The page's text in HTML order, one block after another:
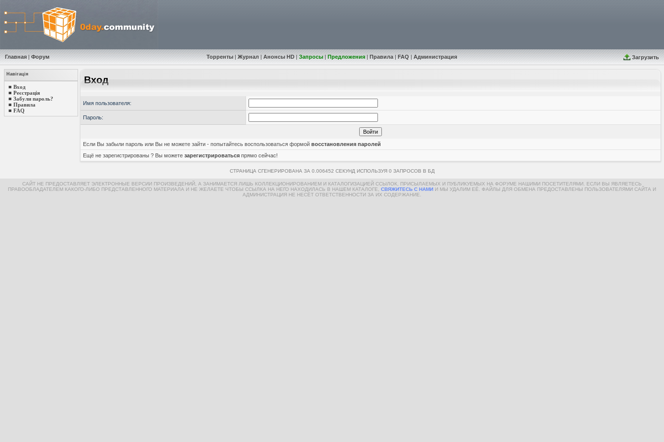
Главная | Форум Торренты |Журнал |Анонсы HD |Запросы |Предложения |Правила |FAQ |Администрация Загрузить
Навігація
■ Вход
■ Реєстрація
■ Забули пароль?
■ Правила
■ FAQ
Вход
Имя пользователя:
Пароль:
Если Вы забыли пароль или Вы не можете зайти - попытайтесь воспользоваться формой восстановления паролей
Ещё не зарегистрированы ? Вы можете зарегистрироваться прямо сейчас!
СТРАНИЦА СГЕНЕРИРОВАНА ЗА 0.006452 СЕКУНД ИСПОЛЬЗУЯ 0 ЗАПРОСОВ В БД
САЙТ НЕ ПРЕДОСТАВЛЯЕТ ЭЛЕКТРОННЫЕ ВЕРСИИ ПРОИЗВЕДЕНИЙ, А ЗАНИМАЕТСЯ ЛИШЬ КОЛЛЕКЦИОНИРОВАНИЕМ И КАТАЛОГИЗАЦИЕЙ ССЫЛОК, ПРИСЫЛАЕМЫХ И ПУБЛИКУЕМЫХ НА ФОРУМЕ НАШИМИ ПОСЕТИТЕЛЯМИ. ЕСЛИ ВЫ ЯВЛЯЕТЕСЬ
ПРАВООБЛАДАТЕЛЕМ КАКОГО-ЛИБО ПРЕДСТАВЛЕННОГО МАТЕРИАЛА И НЕ ЖЕЛАЕТЕ ЧТОБЫ ССЫЛКА НА НЕГО НАХОДИЛАСЬ В НАШЕМ КАТАЛОГЕ, СВЯЖИТЕСЬ С НАМИ И МЫ УДАЛИМ ЕЁ. ФАЙЛЫ ДЛЯ ОБМЕНА ПРЕДОСТАВЛЕНЫ ПОЛЬЗОВАТЕЛЯМИ САЙТА И
АДМИНИСТРАЦИЯ НЕ НЕСЁТ ОТВЕТСТВЕННОСТИ ЗА ИХ СОДЕРЖАНИЕ.